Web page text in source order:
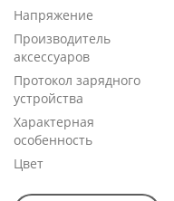
Напряжение
Производитель
аксессуаров
Протокол зарядного
устройства
Характерная
особенность
Цвет